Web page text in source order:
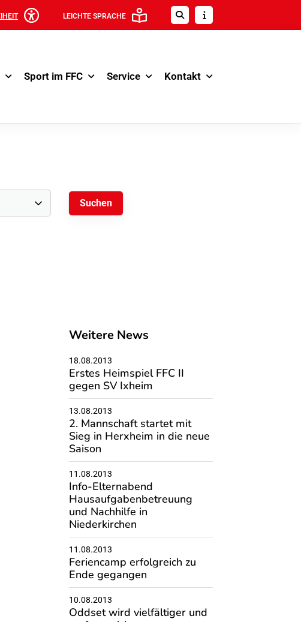
LEICHTE SPRACHE
Sport im FFC Service Kontakt
Weitere News
18.08.2013
Erstes Heimspiel FFC II
gegen SV Ixheim
13.08.2013
2. Mannschaft startet mit
Sieg in Herxheim in die neue
Saison
11.08.2013
Info-Elternabend
Hausaufgabenbetreuung
und Nachhilfe in
Niederkirchen
11.08.2013
Feriencamp erfolgreich zu
Ende gegangen
10.08.2013
Oddset wird vielfältiger und